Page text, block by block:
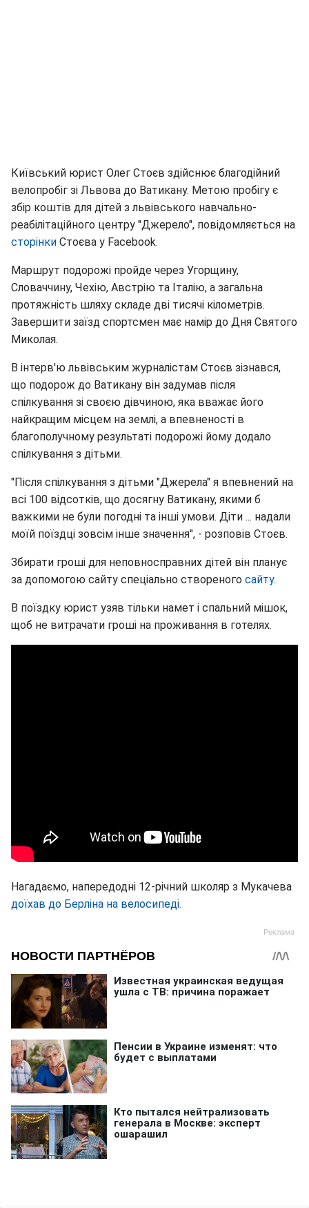
Київський юрист Олег Стоєв здійснює благодійний
велопробіг зі Львова до Ватикану. Метою пробігу є
збір коштів для дітей з львівського навчально-
реабілітаційного центру "Джерело", повідомляється на
сторінки Стоєва у Facebook.
Маршрут подорожі пройде через Угорщину,
Словаччину, Чехію, Австрію та Італію, а загальна
протяжність шляху складе дві тисячі кілометрів.
Завершити заїзд спортсмен має намір до Дня Святого
Миколая.
В інтерв'ю львівським журналістам Стоєв зізнався,
що подорож до Ватикану він задумав після
спілкування зі своєю дівчиною, яка вважає його
найкращим місцем на землі, а впевненості в
благополучному результаті подорожі йому додало
спілкування з дітьми.
"Після спілкування з дітьми "Джерела" я впевнений на
всі 100 відсотків, що досягну Ватикану, якими б
важкими не були погодні та інші умови. Діти ... надали
моїй поїздці зовсім інше значення", - розповів Стоєв.
Збирати гроші для неповносправних дітей він планує
за допомогою сайту спеціально створеного сайту.
В поїздку юрист узяв тільки намет і спальний мішок,
щоб не витрачати гроші на проживання в готелях.
Нагадаємо, напередодні 12-річний школяр з Мукачева
доїхав до Берліна на велосипеді.